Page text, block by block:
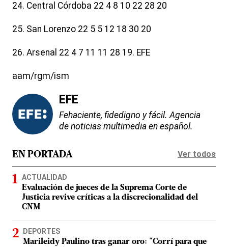
24. Central Córdoba 22 4 8 10 22 28 20
25. San Lorenzo 22 5 5 12 18 30 20
26. Arsenal 22 4 7 11 11 28 19. EFE
aam/rgm/ism
EFE
Fehaciente, fidedigno y fácil. Agencia
de noticias multimedia en español.
EN PORTADA Ver todos
ACTUALIDAD
Evaluación de jueces de la Suprema Corte de
Justicia revive críticas a la discrecionalidad del
CNM
DEPORTES
Marileidy Paulino tras ganar oro: "Corrí para que